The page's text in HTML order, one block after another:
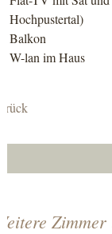
Hochpustertal)
Balkon
W-lan im Haus